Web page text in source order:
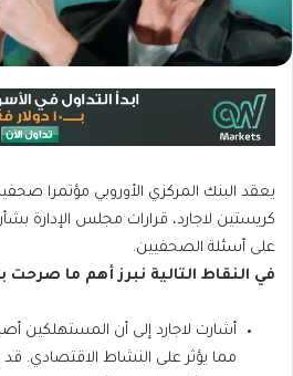
يعقد البنك المركزي الأوروبي مؤتمرا
كريستين لاجارد، قرارات مجلس الإدارة
على أسئلة الصحفيين.
في النقاط التالية نبرز أهم ما صرحت
أشارت لاجارد إلى أن المستهلكين
مما يؤثر على النشاط الاقتصادي.